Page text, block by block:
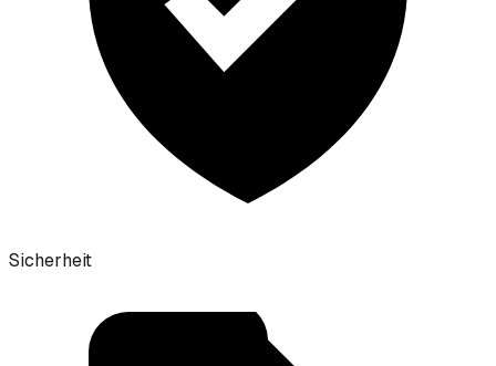
Sicherheit